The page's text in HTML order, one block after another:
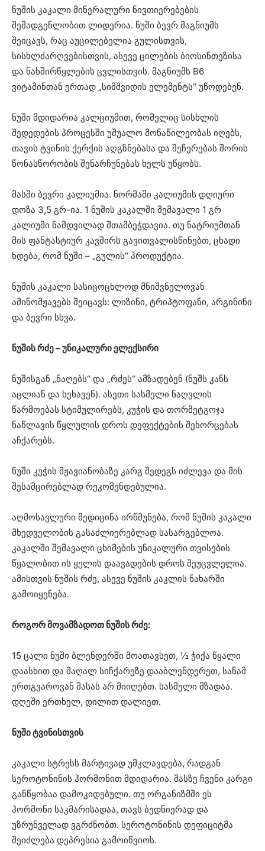
ნუშის კაკალი მინერალური ნივთიერებების
შემადგენლობით ლიდერია. ნუში ბევრ მაგნიუმს
შეიცავს, რაც აუცილებელია გულისთვის,
სისხლძარღვებისთვის, ასევე ცილების ბიოსინთეზისა
და ნახშირწყლების ცვლისთვის. მაგნიუმს B6
ვიტამინთან ერთად „სიმშვიდის ელემენტს“ უწოდებენ.
ნუში მდიდარია კალციუმით, რომელიც სისხლის
შედედების პროცესში უშუალო მონაწილეობას იღებს,
თავის ტვინის ქერქის აღგზნებასა და შეჩერებას შორის
წონასწორობის შენარჩუნებას ხელს უწყობს.
მასში ბევრი კალიუმია. ნორმაში კალიუმის დღიური
დოზა 3,5 გრ-ია. 1 ნუშის კაკალში შემავალი 1 გრ
კალიუმი ნამდვილად შთამბეჭდავია. თუ ნატრიუმთან
მის ფანტასტიურ კავშირს გავითვალისწინებთ, ცხადი
ხდება, რომ ნუში – „გულის“ პროდუქტია.
ნუშის კაკალი სასიცოცხლოდ მნიშვნელოვან
ამინომჟავებს შეიცავს: ლიზინი, ტრიპტოფანი, არგინინი
და ბევრი სხვა.
ნუშის რძე – უნიკალური ელექსირი
ნუშისგან „ნაღებს“ და „რძეს“ ამზადებენ (ნუშს კანს
აცლიან და ხეხავენ). ასეთი სასმელი ნაღვლის
წარმოებას სტიმულირებს, კუჭის და თორმეტგოჯა
ნაწლავის წყლულის დროს დეფექტების შეხორცებას
აჩქარებს.
ნუში კუჭის მჟავიანობაზე კარგ შედეგს იძლევა და მის
შესამცირებლად რეკომენდებულია.
აღმოსავლური მედიცინა ირწმუნება, რომ ნუშის კაკალი
მხედველობის გასაძლიერებლად სასარგებლოა.
კაკალში შემავალი ცხიმების უნიკალური თვისების
წყალობით ის ყელის დაავადების დროს შეუცვლელია.
ამისთვის ნუშის რძე, ასევე ნუშის კაკლის ნახარში
გამოიყენება.
როგორ მოვამზადოთ ნუშის რძე:
15 ცალი ნუში ბლენდერში მოათავსეთ, ½ ჭიქა წყალი
დაასხით და მაღალ სიჩქარეზე დააბლენდერეთ, სანამ
ერთგვაროვან მასას არ მიიღებთ. სასმელი მზადაა.
დღეში ერთხელ, დილით დალიეთ.
ნუში ტვინისთვის
კაკალი სტრესს მარტივად უმკლავდება, რადგან
სეროტონინის ჰორმონით მდიდარია. მასზე ჩვენი კარგი
განწყობაა დამოკიდებული. თუ ორგანიზმში ეს
ჰორმონი საკმარისადაა, თავს ბედნიერად და
უზრუნველად ვგრძნობთ. სეროტონინის დეფიციტმა
შეიძლება დეპრესია გამოიწვიოს.